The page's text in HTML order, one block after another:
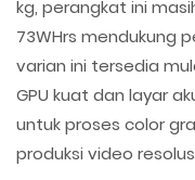
kg, perangkat ini
73WHrs mendukung
varian ini tersedia
GPU kuat dan layar
untuk proses color
produksi video